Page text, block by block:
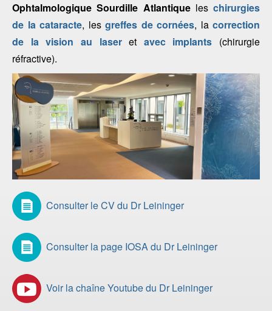
Ophtalmologique Sourdille Atlantiqueles chirurgies
de la cataracte, les greffes de cornées, la correction
de la vision au laseret avec implants (chirurgie
réfractive).
Consulter le CV du Dr Leininger
Consulter la page IOSA du Dr Leininger
Voir la chaîne Youtube du Dr Leininger